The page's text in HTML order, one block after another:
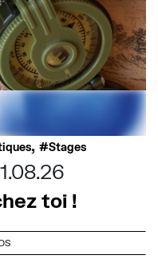
, Stages
toi !